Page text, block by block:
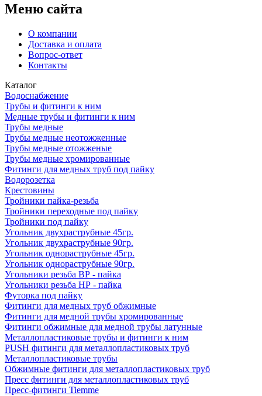
Меню сайта
О компании
Доставка и оплата
Вопрос-ответ
Контакты
Каталог
Водоснабжение
Трубы и фитинги к ним
Медные трубы и фитинги к ним
Трубы медные
Трубы медные неотожженные
Трубы медные отожженые
Трубы медные хромированные
Фитинги для медных труб под пайку
Водорозетка
Крестовины
Тройники пайка-резьба
Тройники переходные под пайку
Тройники под пайку
Угольник двухраструбные 45гр.
Угольник двухраструбные 90гр.
Угольник однораструбные 45гр.
Угольник однораструбные 90гр.
Угольники резьба ВР - пайка
Угольники резьба НР - пайка
Футорка под пайку
Фитинги для медных труб обжимные
Фитинги для медной трубы хромированные
Фитинги обжимные для медной трубы латунные
Металлопластиковые трубы и фитинги к ним
PUSH фитинги для металлопластиковых труб
Металлопластиковые трубы
Обжимные фитинги для металлопластиковых труб
Пресс фитинги для металлопластиковых труб
Пресс-фитинги Tiemme